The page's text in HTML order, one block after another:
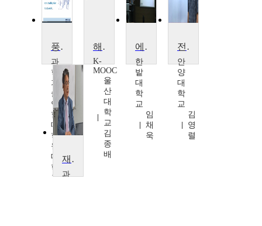
풍력에너지개론
과
학
기
술
연
합
대
학
원
대
학
교
해상풍력발전의 이해
K-
MOOC
울
산
대
학
교
김
종
배
에너지터빈시스템
한
밭
대
학
교
임
채
욱
전력전자응용
안
양
대
학
교
김
영
렬
재생열전기 공학 기초
과